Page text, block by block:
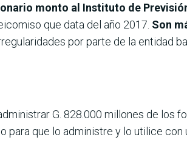
monto al Instituto de
que data del año 2017. Son
por parte de la entidad
G. 828.000 millones de los
para que lo administre y lo utilice